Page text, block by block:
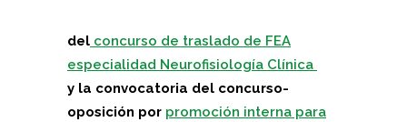
del concurso de traslado de FEA
especialidad Neurofisiología Clínica
y la convocatoria del concurso-
oposición por promoción interna para